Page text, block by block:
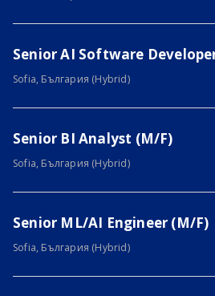
Senior AI Software
Sofia, България (Hybrid)
Senior BI Analyst (M/F)
Sofia, България (Hybrid)
Senior ML/AI Engineer (M/F)
Sofia, България (Hybrid)